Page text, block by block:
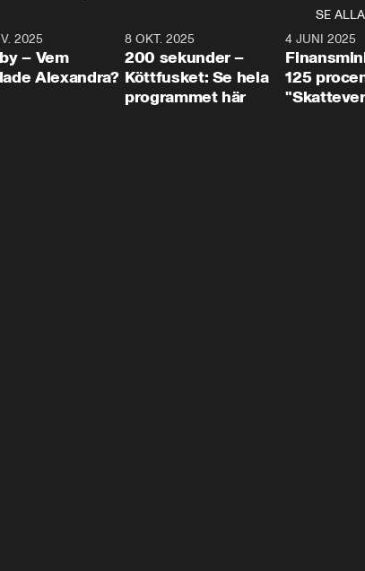
SE ALLA
31:05
2025
– Vem
Alexandra?
4:29
8 OKT. 2025
200 sekunder –
Köttfusket: Se hela
programmet här
4 JUNI 2025
125